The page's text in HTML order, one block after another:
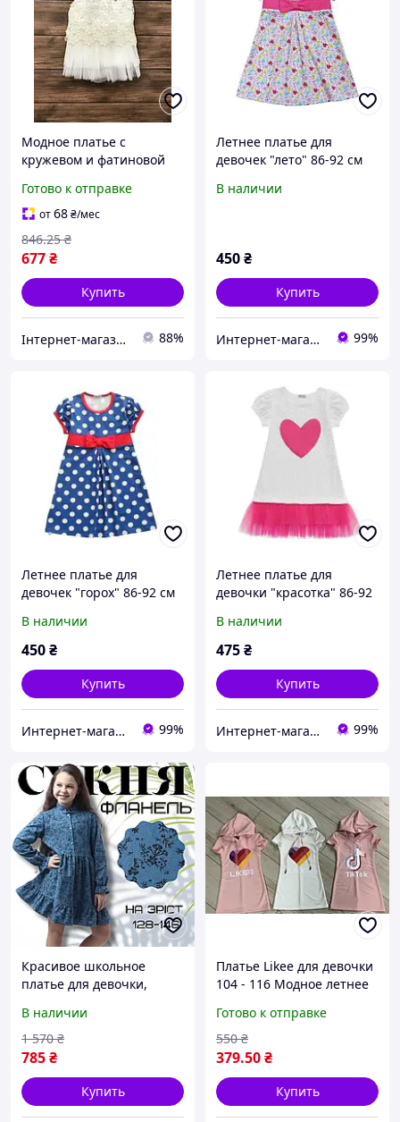
Модное платье с
кружевом и фатиновой
производителя для
девочек 2-3 лет
Готово к отправке
от68₴/мес
677₴
846.25 ₴
Купить
Інтернет-магазин Min Price 88%
Летнее платье для
девочек "лето" 86-92 см
В наличии
450₴
Купить
Интернет-магазин для настоящих мам 99%
Летнее платье для
девочек "горох" 86-92 см
В наличии
450₴
Купить
Интернет-магазин для настоящих мам 99%
Летнее платье для
девочки "красотка" 86-92
В наличии
475₴
Купить
Интернет-магазин для настоящих мам 99%
Красивое школьное
платье для девочки,
демисезонное модные,
Фланелева сукня, Платье
для дево
В наличии
785₴
1 570 ₴
Купить
Платье Likee для девочки
104 - 116 Модное летнее
лайк тикток
Готово к отправке
379.50₴
550 ₴
Купить